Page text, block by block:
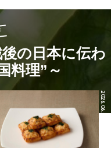
の日本に伝わ
料理”～
2026.06.03